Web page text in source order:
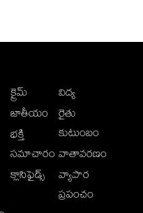
క్రైమ్
జాతీయం
భక్తి
సమాచారం
క్లాసిఫైడ్స్
విద్య
రైతు
కుటుంబం
వాతావరణం
వ్యాపార
ప్రపంచం